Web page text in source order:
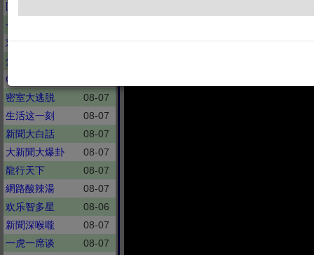
国民大会
今日关注
对话
08-06
焦点访谈
CCTV新闻节目
密室大逃脱
08-07
生活这一刻
08-07
新聞大白話
08-07
大新聞大爆卦
08-07
龍行天下
08-07
網路酸辣湯
08-07
欢乐智多星
08-06
新聞深喉嚨
08-07
一虎一席谈
08-07